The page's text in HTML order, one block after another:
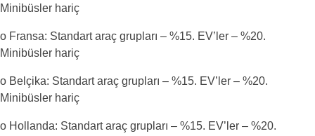
Minibüsler hariç
o Fransa: Standart araç grupları – %15. EV’ler – %20.
Minibüsler hariç
o Belçika: Standart araç grupları – %15. EV’ler – %20.
Minibüsler hariç
o Hollanda: Standart araç grupları – %15. EV’ler – %20.